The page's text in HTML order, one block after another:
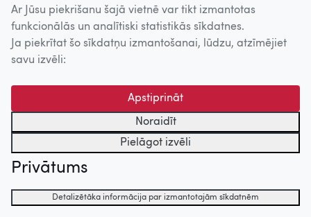
Ar Jūsu piekrišanu šajā vietnē var tikt izmantotas
funkcionālās un analītiski statistikās sīkdatnes.
Ja piekrītat šo sīkdatņu izmantošanai, lūdzu, atzīmējiet
savu izvēli:
Apstiprināt
Noraidīt
Pielāgot izvēli
Privātums
Detalizētāka informācija par izmantotajām sīkdatnēm